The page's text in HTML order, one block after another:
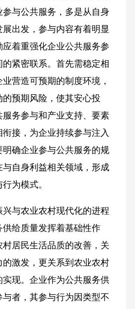
与公共服务，多是从自身
出发，参与内容有着明显
着重强化企业公共服务参
紧密联系。首先需稳定相
营造可预期的制度环境，
的预期风险，使其安心投
服务参与和产业支持、要素
接，为企业持续参与注入
确企业参与公共服务的规
自身利益相关领域，形成
为模式。
与农业农村现代化的进程
给质量发挥着基础性作
居民生活品质的改善，关
激发，更关系到农业农村
现。企业作为公共服务供
者，其参与行为因类型不